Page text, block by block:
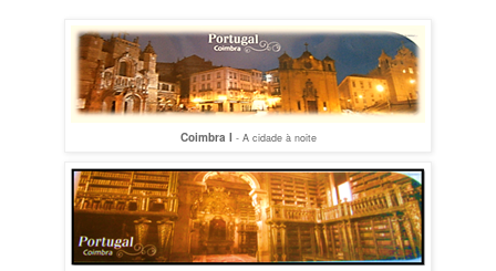
Coimbra I - A cidade à noite